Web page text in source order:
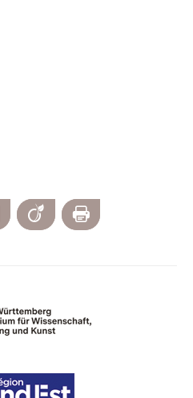
LinkedIn Viadeo